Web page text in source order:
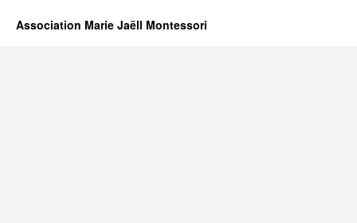
Association Marie Jaëll Montessori